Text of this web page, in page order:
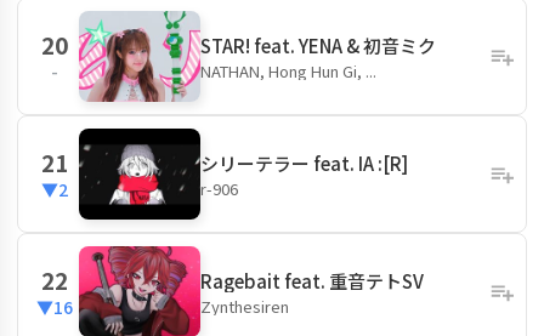
20
-
STAR! feat. YENA & 初音ミク
NATHAN, Hong Hun Gi, ...
21
▼2
シリーテラー feat. IA :[R]
r-906
22
▼16
Ragebait feat. 重音テトSV
Zynthesiren